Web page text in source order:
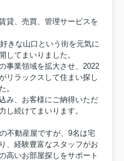
貸、売買、管理サービスを
きな山口という街を元気に
してまいりました。
事業領域を拡大させ、2022
リラックスして住まい探し
。
み、お客様にご納得いただ
し続けてまいります。
不動産屋ですが、9名は宅
、経験豊富なスタッフがお
高いお部屋探しをサポート